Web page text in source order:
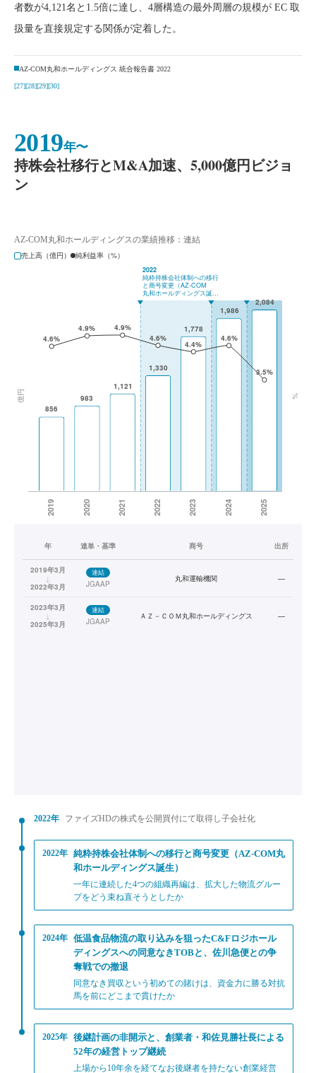
者数が4,121名と1.5倍に達し、4層構造の最外周層の規模が EC 取
扱量を直接規定する関係が定着した。
AZ-COM丸和ホールディングス 統合報告書 2022
[27][28][29][30]
2019年〜
持株会社移行とM&A加速、5,000億円ビジョ
ン
AZ-COM丸和ホールディングスの業績推移：連結
売上高（億円）
純利益率（%）
年 連単・基準 商号 出所
2019年3月
↓
2022年3月
連結
JGAAP
丸和運輸機関 —
2023年3月
↓
2025年3月
連結
JGAAP
ＡＺ－ＣＯＭ丸和ホールディングス —
2022年 ファイズHDの株式を公開買付にて取得し子会社化
2022年 純粋持株会社体制への移行と商号変更（AZ-COM丸
和ホールディングス誕生）
一年に連続した4つの組織再編は、拡大した物流グルー
プをどう束ね直そうとしたか
2024年 低温食品物流の取り込みを狙ったC&Fロジホール
ディングスへの同意なきTOBと、佐川急便との争
奪戦での撤退
同意なき買収という初めての賭けは、資金力に勝る対抗
馬を前にどこまで貫けたか
2025年 後継計画の非開示と、創業者・和佐見勝社長による
52年の経営トップ継続
上場から10年余を経てなお後継者を持たない創業経営